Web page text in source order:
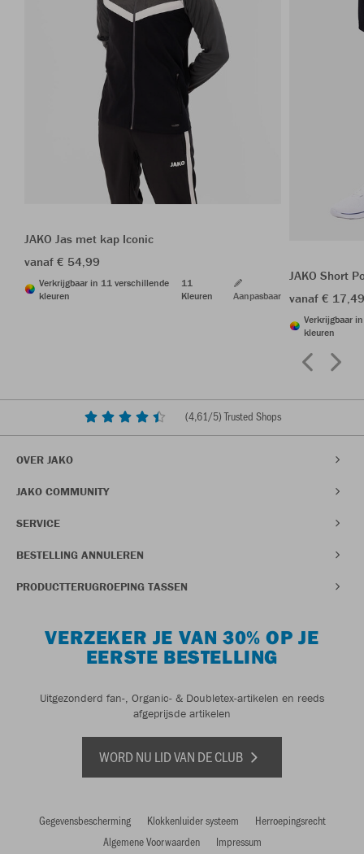
JAKO Jas met kap Iconic
vanaf € 54,99
Verkrijgbaar in 11 verschillende
kleuren
11
Kleuren
Aanpasbaar
JAKO Short
vanaf €
Verkrijgbaar
kleuren
(4,61/5) Trusted Shops
OVER JAKO
JAKO COMMUNITY
SERVICE
BESTELLING ANNULEREN
PRODUCTTERUGROEPING TASSEN
VERZEKER JE VAN 30% OP JE
EERSTE BESTELLING
Uitgezonderd fan-, Organic- & Doubletex-artikelen en reeds
afgeprijsde artikelen
WORD NU LID VAN DE CLUB
Gegevensbescherming Klokkenluider systeem
Herroepingsrecht
Algemene Voorwaarden
Impressum